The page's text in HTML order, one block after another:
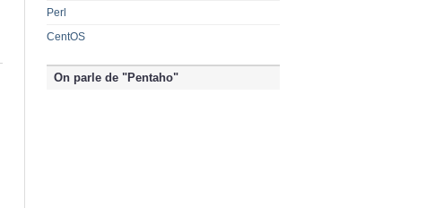
Perl
CentOS
On parle de "Pentaho"